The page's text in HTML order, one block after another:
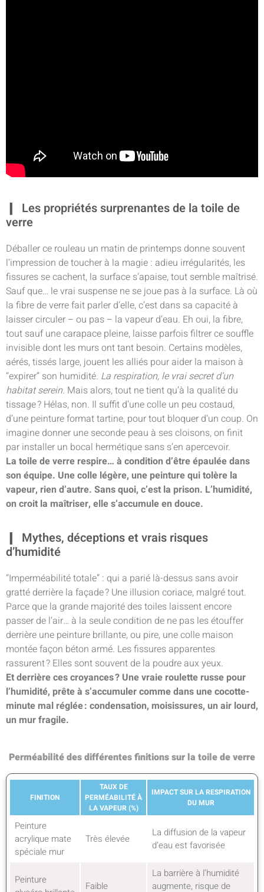
Les propriétés surprenantes de la toile de
verre
Déballer ce rouleau un matin de printemps donne souvent
l’impression de toucher à la magie : adieu irrégularités, les
fissures se cachent, la surface s’apaise, tout semble maîtrisé.
Sauf que… le vrai suspense ne se joue pas à la surface. Là où
la fibre de verre fait parler d’elle, c’est dans sa capacité à
laisser circuler – ou pas – la vapeur d’eau. Eh oui, la fibre,
tout sauf une carapace pleine, laisse parfois filtrer ce souffle
invisible dont les murs ont tant besoin. Certains modèles,
aérés, tissés large, jouent les alliés pour aider la maison à
“expirer” son humidité. La respiration, le vrai secret d’un
habitat serein. Mais alors, tout ne tient qu’à la qualité du
tissage ? Hélas, non. Il suffit d’une colle un peu costaud,
d’une peinture format tartine, pour tout bloquer d’un coup. On
imagine donner une seconde peau à ses cloisons, on finit
par installer un bocal hermétique sans s’en apercevoir.
La toile de verre respire… à condition d’être épaulée dans
son équipe. Une colle légère, une peinture qui tolère la
vapeur, rien d’autre. Sans quoi, c’est la prison. L’humidité,
on croit la maîtriser, elle s’accumule en douce.
Mythes, déceptions et vrais risques
d’humidité
“Imperméabilité totale” : qui a parié là-dessus sans avoir
gratté derrière la façade ? Une illusion coriace, malgré tout.
Parce que la grande majorité des toiles laissent encore
passer de l’air… à la seule condition de ne pas les étouffer
derrière une peinture brillante, ou pire, une colle maison
montée façon béton armé. Les fissures apparentes
rassurent ? Elles sont souvent de la poudre aux yeux.
Et derrière ces croyances ? Une vraie roulette russe pour
l’humidité, prête à s’accumuler comme dans une cocotte-
minute mal réglée : condensation, moisissures, un air lourd,
un mur fragile.
Perméabilité des différentes finitions sur la toile de verre
FINITION
TAUX DE
PERMÉABILITÉ À
LA VAPEUR (%)
IMPACT SUR LA RESPIRATION
DU MUR
Peinture
acrylique mate
spéciale mur
Très élevée
La diffusion de la vapeur
d’eau est favorisée
Peinture
Faible
La barrière à l’humidité
augmente, risque de